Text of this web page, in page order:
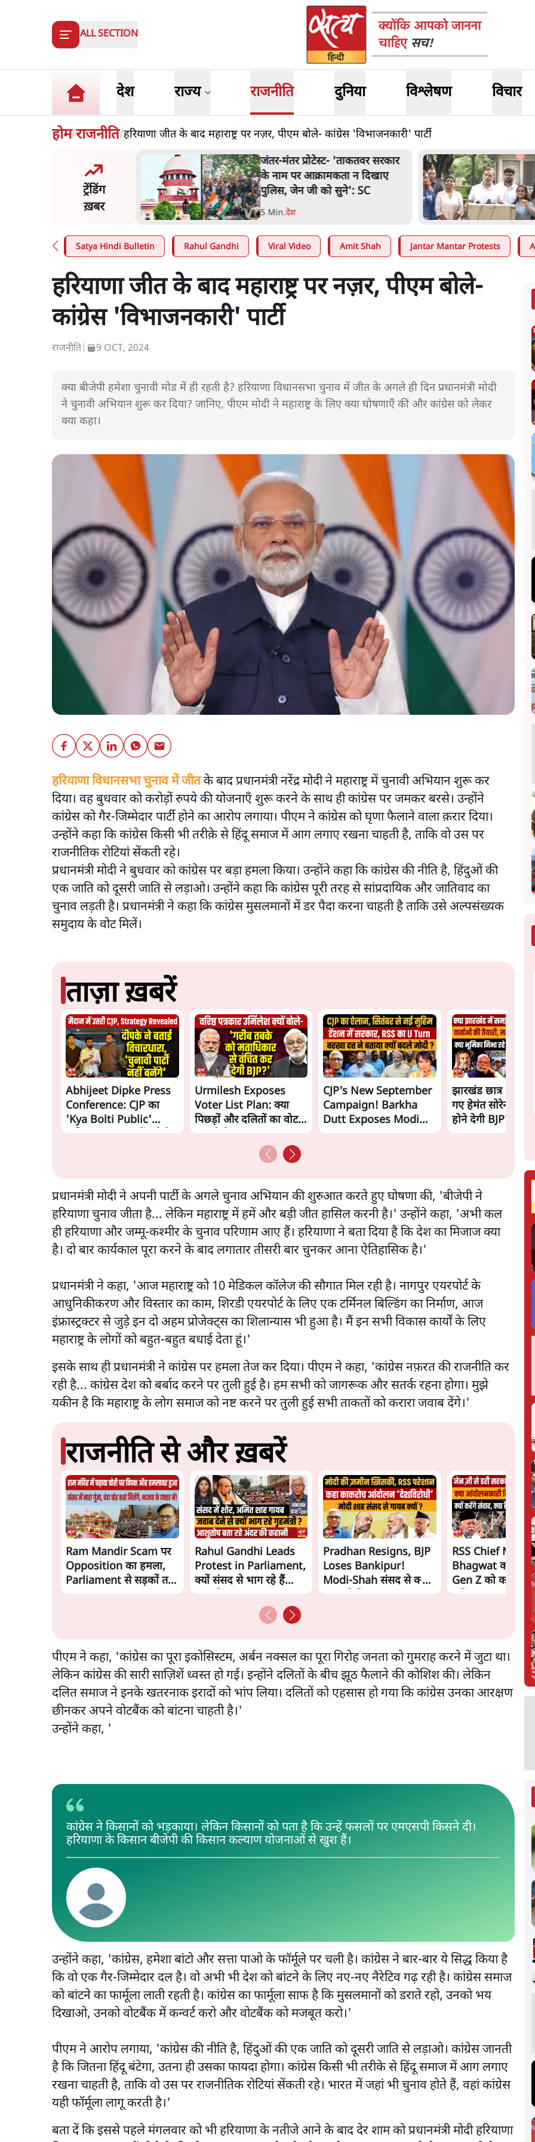
ALL SECTION
देश राज्य राजनीति दुनिया विश्लेषण विचार
होम/राजनीति/हरियाणा जीत के बाद महाराष्ट्र पर नज़र, पीएम बोले- कांग्रेस 'विभाजनकारी' पार्टी
ट्रेंडिंग
ख़बर
समिति-मेटा की बैठकः मार्क
ने भारत सरकार से माफी
जंतर-मंतर प्रोटेस्ट- 'ताकतवर सरकार
के नाम पर आक्रामकता न दिखाए
पुलिस, जेन जी को सुने': SC
5 Min.देश
Satya Hindi Bulletin Rahul Gandhi Viral Video Amit Shah Jantar Mantar Protests
हरियाणा जीत के बाद महाराष्ट्र पर नज़र, पीएम बोले-
कांग्रेस 'विभाजनकारी' पार्टी
राजनीति| 9 OCT, 2024
क्या बीजेपी हमेशा चुनावी मोड में ही रहती है? हरियाणा विधानसभा चुनाव में जीत के अगले ही दिन प्रधानमंत्री मोदी
ने चुनावी अभियान शुरू कर दिया? जानिए, पीएम मोदी ने महाराष्ट्र के लिए क्या घोषणाएँ कीं और कांग्रेस को लेकर
क्या कहा।
हरियाणा विधानसभा चुनाव में जीतके बाद प्रधानमंत्री नरेंद्र मोदी ने महाराष्ट्र में चुनावी अभियान शुरू कर
दिया। वह बुधवार को करोड़ों रुपये की योजनाएँ शुरू करने के साथ ही कांग्रेस पर जमकर बरसे। उन्होंने
कांग्रेस को गैर-जिम्मेदार पार्टी होने का आरोप लगाया। पीएम ने कांग्रेस को घृणा फैलाने वाला क़रार दिया।
उन्होंने कहा कि कांग्रेस किसी भी तरीक़े से हिंदू समाज में आग लगाए रखना चाहती है, ताकि वो उस पर
राजनीतिक रोटियां सेंकती रहे।
प्रधानमंत्री मोदी ने बुधवार को कांग्रेस पर बड़ा हमला किया। उन्होंने कहा कि कांग्रेस की नीति है, हिंदुओं की
एक जाति को दूसरी जाति से लड़ाओ। उन्होंने कहा कि कांग्रेस पूरी तरह से सांप्रदायिक और जातिवाद का
चुनाव लड़ती है। प्रधानमंत्री ने कहा कि कांग्रेस मुसलमानों में डर पैदा करना चाहती है ताकि उसे अल्पसंख्यक
समुदाय के वोट मिलें।
ताज़ा ख़बरें
Abhijeet Dipke Press
Conference: CJP का
'Kya Bolti Public'
Urmilesh Exposes
Voter List Plan: क्या
पिछड़ों और दलितों का वोट
CJP's New September
Campaign! Barkha
Dutt Exposes Modi
झारखंड छात्र
गए हेमंत सोरेन,
होने देगी BJP?
प्रधानमंत्री मोदी ने अपनी पार्टी के अगले चुनाव अभियान की शुरुआत करते हुए घोषणा की, 'बीजेपी ने
हरियाणा चुनाव जीता है... लेकिन महाराष्ट्र में हमें और बड़ी जीत हासिल करनी है।' उन्होंने कहा, 'अभी कल
ही हरियाणा और जम्मू-कश्मीर के चुनाव परिणाम आए हैं। हरियाणा ने बता दिया है कि देश का मिजाज क्या
है। दो बार कार्यकाल पूरा करने के बाद लगातार तीसरी बार चुनकर आना ऐतिहासिक है।'
प्रधानमंत्री ने कहा, 'आज महाराष्ट्र को 10 मेडिकल कॉलेज की सौगात मिल रही है। नागपुर एयरपोर्ट के
आधुनिकीकरण और विस्तार का काम, शिरडी एयरपोर्ट के लिए एक टर्मिनल बिल्डिंग का निर्माण, आज
इंफ्रास्ट्रक्टर से जुड़े इन दो अहम प्रोजेक्ट्स का शिलान्यास भी हुआ है। मैं इन सभी विकास कार्यों के लिए
महाराष्ट्र के लोगों को बहुत-बहुत बधाई देता हूं।'
इसके साथ ही प्रधानमंत्री ने कांग्रेस पर हमला तेज कर दिया। पीएम ने कहा, 'कांग्रेस नफ़रत की राजनीति कर
रही है... कांग्रेस देश को बर्बाद करने पर तुली हुई है। हम सभी को जागरूक और सतर्क रहना होगा। मुझे
यकीन है कि महाराष्ट्र के लोग समाज को नष्ट करने पर तुली हुई सभी ताकतों को करारा जवाब देंगे।'
राजनीति से और ख़बरें
Ram Mandir Scam पर
Opposition का हमला,
Parliament से सड़कों तक
Rahul Gandhi Leads
Protest in Parliament,
क्यों संसद से भाग रहे हैं
Pradhan Resigns, BJP
Loses Bankipur!
Modi-Shah संसद से क्यों
RSS Chief
Bhagwat का
Gen Z को काउंटर
पीएम ने कहा, 'कांग्रेस का पूरा इकोसिस्टम, अर्बन नक्सल का पूरा गिरोह जनता को गुमराह करने में जुटा था।
लेकिन कांग्रेस की सारी साज़िशें ध्वस्त हो गई। इन्होंने दलितों के बीच झूठ फैलाने की कोशिश की। लेकिन
दलित समाज ने इनके खतरनाक इरादों को भांप लिया। दलितों को एहसास हो गया कि कांग्रेस उनका आरक्षण
छीनकर अपने वोटबैंक को बांटना चाहती है।'
उन्होंने कहा, '
कांग्रेस ने किसानों को भड़काया। लेकिन किसानों को पता है कि उन्हें फसलों पर एमएसपी किसने दी।
हरियाणा के किसान बीजेपी की किसान कल्याण योजनाओं से खुश हैं।
उन्होंने कहा, 'कांग्रेस, हमेशा बांटो और सत्ता पाओ के फॉर्मूले पर चली है। कांग्रेस ने बार-बार ये सिद्ध किया है
कि वो एक गैर-जिम्मेदार दल है। वो अभी भी देश को बांटने के लिए नए-नए नैरेटिव गढ़ रही है। कांग्रेस समाज
को बांटने का फार्मूला लाती रहती है। कांग्रेस का फार्मूला साफ है कि मुसलमानों को डराते रहो, उनको भय
दिखाओ, उनको वोटबैंक में कन्वर्ट करो और वोटबैंक को मजबूत करो।'
पीएम ने आरोप लगाया, 'कांग्रेस की नीति है, हिंदुओं की एक जाति को दूसरी जाति से लड़ाओ। कांग्रेस जानती
है कि जितना हिंदू बंटेगा, उतना ही उसका फायदा होगा। कांग्रेस किसी भी तरीके से हिंदू समाज में आग लगाए
रखना चाहती है, ताकि वो उस पर राजनीतिक रोटियां सेंकती रहे। भारत में जहां भी चुनाव होते हैं, वहां कांग्रेस
यही फॉर्मूला लागू करती है।'
बता दें कि इससे पहले मंगलवार को भी हरियाणा के नतीजे आने के बाद देर शाम को प्रधानमंत्री मोदी हरियाणा